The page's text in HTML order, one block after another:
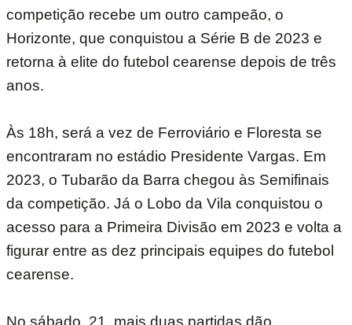
competição recebe um outro campeão, o
Horizonte, que conquistou a Série B de 2023 e
retorna à elite do futebol cearense depois de três
anos.
Às 18h, será a vez de Ferroviário e Floresta se
encontraram no estádio Presidente Vargas. Em
2023, o Tubarão da Barra chegou às Semifinais
da competição. Já o Lobo da Vila conquistou o
acesso para a Primeira Divisão em 2023 e volta a
figurar entre as dez principais equipes do futebol
cearense.
No sábado, 21, mais duas partidas dão